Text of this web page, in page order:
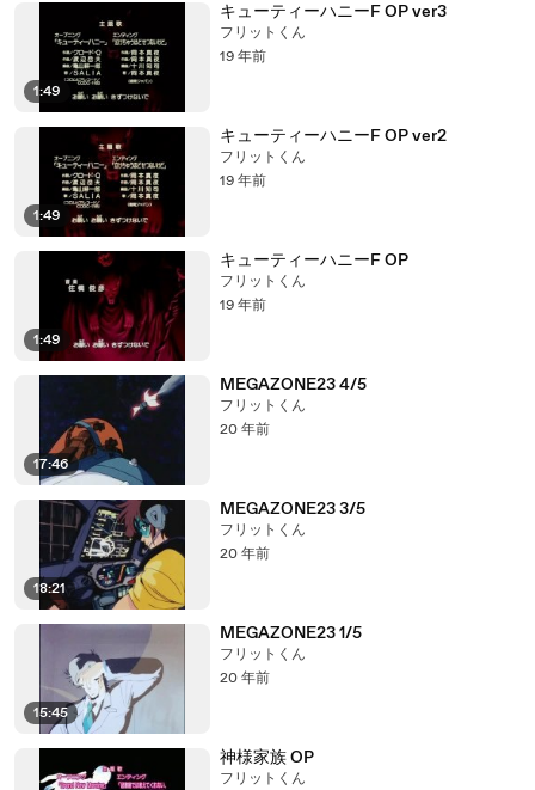
1:49
キューティーハニーF OP ver3
フリットくん
19 年前
1:49
キューティーハニーF OP ver2
フリットくん
19 年前
1:49
キューティーハニーF OP
フリットくん
19 年前
17:46
MEGAZONE23 4/5
フリットくん
20 年前
18:21
MEGAZONE23 3/5
フリットくん
20 年前
15:45
MEGAZONE23 1/5
フリットくん
20 年前
神様家族 OP
フリットくん